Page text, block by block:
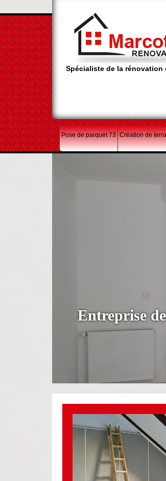
Spécialiste de la rénovation
Pose de parquet 73 Création de
Entreprise